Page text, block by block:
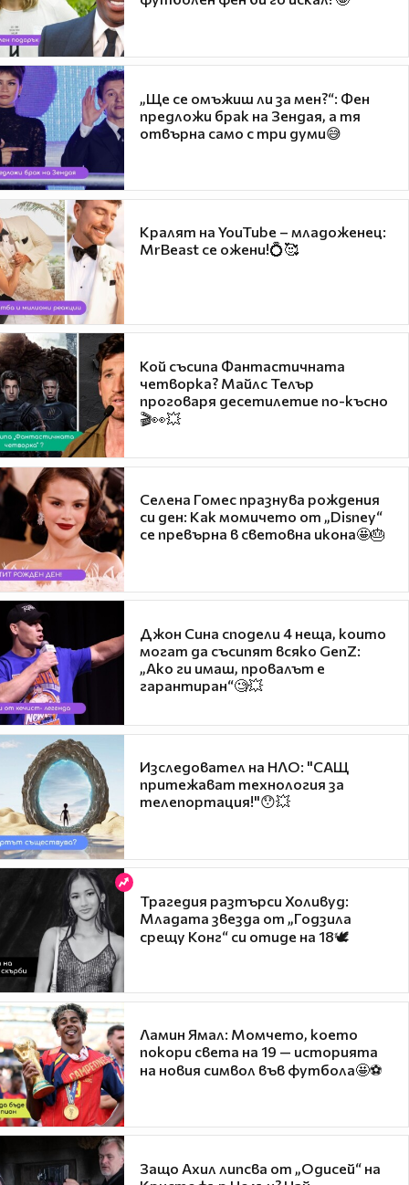
„Ще се омъжиш ли за мен?“: Фен
предложи брак на Зендая, а тя
отвърна само с три думи😅
Кралят на YouTube – младоженец:
MrBeast се ожени!💍🥰
Кой съсипа Фантастичната
четворка? Майлс Телър
проговаря десетилетие по-късно
🎬👀💥
Селена Гомес празнува рождения
си ден: Как момичето от „Disney“
се превърна в световна икона🤩🎂
Джон Сина сподели 4 неща, които
могат да съсипят всяко GenZ:
„Ако ги имаш, провалът е
гарантиран“🧐💥
Изследовател на НЛО: "САЩ
притежават технология за
телепортация!"😯💥
Трагедия разтърси Холивуд:
Младата звезда от „Годзила
срещу Конг“ си отиде на 18🕊️
Ламин Ямал: Момчето, което
покори света на 19 — историята
на новия символ във футбола🤩⚽
Защо Ахил липсва от „Одисей“ на